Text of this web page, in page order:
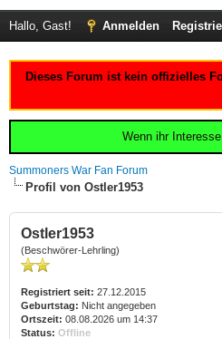
Hallo, Gast! Anmelden
Dieses Forum ist kein offizielles
Wenn ihr
Summoners War Fan Forum
Profil von Ostler1953
Ostler1953
(Beschwörer-Lehrling)
Registriert seit: 27.12.2015
Geburtstag: Nicht angegeben
Ortszeit: 08.08.2026 um 14:37
Status: Offline